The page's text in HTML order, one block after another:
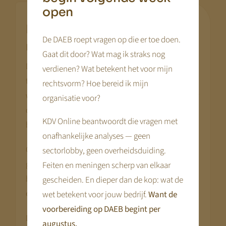
Netto-effect in relatie tot
nettoloon.
De tarieventool zet netto kinderopvangkosten af
tegen de ontwikkeling van het nettoloon. Hierdoor
wordt zichtbaar of kinderopvang relatief goedkoper
of duurder is geworden in verhouding tot het
besteedbaar inkomen.
Overheidsbeleid heeft in veel inkomensgroepen
geleid tot hogere vergoedingspercentages. Dat
betekent dat bruto stijgingen niet altijd leiden tot
een evenredige netto lastenverzwaring.
Deze vergelijking plaatst je voorstel in een bredere
open
De DAEB roept vragen op die er toe doen.
Gaat dit door? Wat mag ik straks nog
verdienen? Wat betekent het voor mijn
rechtsvorm? Hoe bereid ik mijn
organisatie voor?
KDV Online beantwoordt die vragen met
onafhankelijke analyses — geen
sectorlobby, geen overheidsduiding.
Feiten en meningen scherp van elkaar
gescheiden. En dieper dan de kop: wat de
wet betekent voor jouw bedrijf.Want de
voorbereiding op DAEB begint per